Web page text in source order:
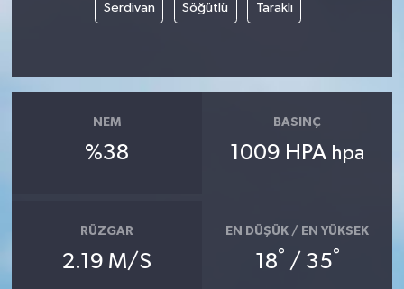
Serdivan Söğütlü Taraklı
NEM
%38
BASINÇ
1009 HPA hpa
RÜZGAR
2.19 M/S
EN DÜŞÜK / EN YÜKSEK
18° / 35°